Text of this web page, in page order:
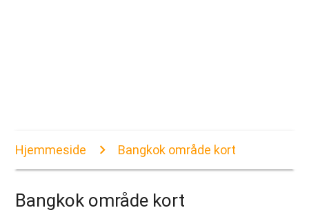
Hjemmeside Bangkok område kort
Bangkok område kort